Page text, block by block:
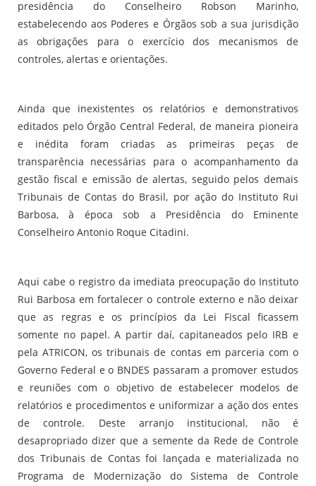
presidência do Conselheiro Robson Marinho,
estabelecendo aos Poderes e Órgãos sob a sua jurisdição
as obrigações para o exercício dos mecanismos de
controles, alertas e orientações.
Ainda que inexistentes os relatórios e demonstrativos
editados pelo Órgão Central Federal, de maneira pioneira
e inédita foram criadas as primeiras peças de
transparência necessárias para o acompanhamento da
gestão fiscal e emissão de alertas, seguido pelos demais
Tribunais de Contas do Brasil, por ação do Instituto Rui
Barbosa, à época sob a Presidência do Eminente
Conselheiro Antonio Roque Citadini.
Aqui cabe o registro da imediata preocupação do Instituto
Rui Barbosa em fortalecer o controle externo e não deixar
que as regras e os princípios da Lei Fiscal ficassem
somente no papel. A partir daí, capitaneados pelo IRB e
pela ATRICON, os tribunais de contas em parceria com o
Governo Federal e o BNDES passaram a promover estudos
e reuniões com o objetivo de estabelecer modelos de
relatórios e procedimentos e uniformizar a ação dos entes
de controle. Deste arranjo institucional, não é
desapropriado dizer que a semente da Rede de Controle
dos Tribunais de Contas foi lançada e materializada no
Programa de Modernização do Sistema de Controle